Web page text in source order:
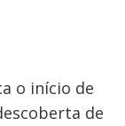
o início de
de